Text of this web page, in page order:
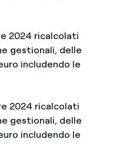
2024 ricalcolati
gestionali, delle
includendo le
2024 ricalcolati
gestionali, delle
includendo le